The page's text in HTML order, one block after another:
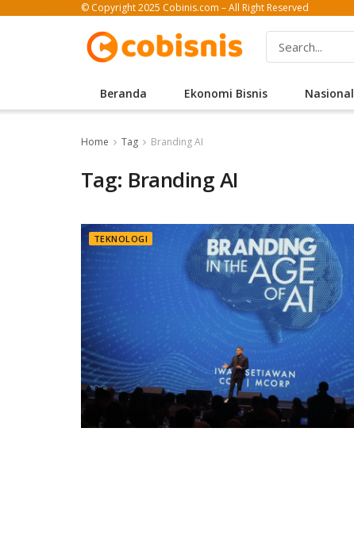
© Copyright 2025 Cobinis.com – All Right Reserved
Beranda Ekonomi Bisnis Nasional
Home Tag Branding AI
Tag: Branding AI
TEKNOLOGI